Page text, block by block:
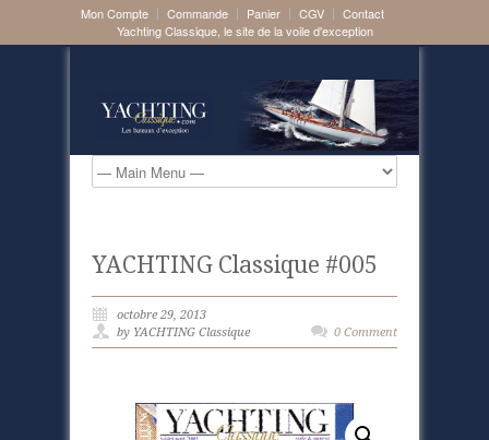
Mon Compte Commande Panier CGV
Contact
Yachting Classique, le site de la voile d'exception
YACHTING Classique #005
octobre 29, 2013
by YACHTING Classique
0 Comment